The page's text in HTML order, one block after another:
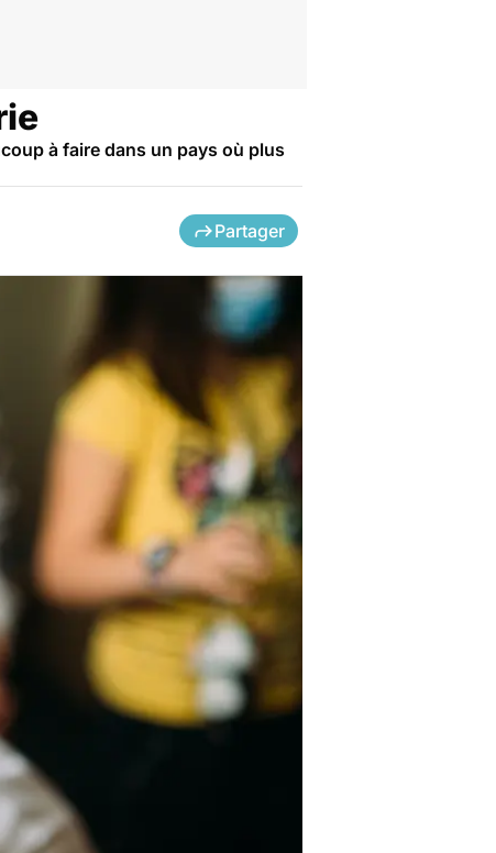
à faire dans un pays où plus
Partager